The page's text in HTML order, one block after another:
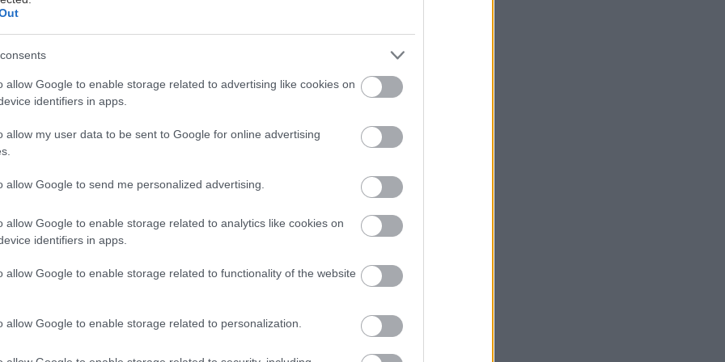
allow Google to enable storage related to advertising like cookies on
identifiers in apps.
allow my user data to be sent to Google for online advertising
allow Google to send me personalized advertising.
allow Google to enable storage related to analytics like cookies on
identifiers in apps.
allow Google to enable storage related to functionality of the website
allow Google to enable storage related to personalization.
λογαριασμοί από την άλλη η νέα έξαρση του ιού, δεν
να μην θέλει κανείς να κάνει σχέδια ένα μήνα πριν, όσο ειδική
είναι οι πασχαλινές διακοπές. Τώρα βέβαια που φτάσαμε αισίως
όσοι δεν έχουμε φάει ακόμα τον ουρανό στο κεφάλι αρχίζουμε να
ωραίο θα ήταν ένα πασχαλινό τετραημεράκι στην εξοχή.
ακόμα; Υπάρχουν –το ψάξαμε.
ανά διανυκτέρευση για το πασχαλινό τετραήμερο (Παρασκευή
ιδανική βάση για να εξερευνήσεις όλο το Μαίναλο, να